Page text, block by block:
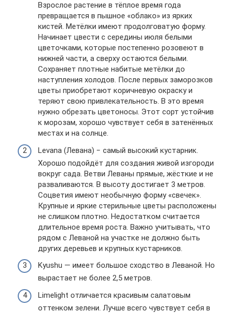
Взрослое растение в тёплое время года
превращается в пышное «облако» из ярких
кистей. Метёлки имеют продолговатую форму.
Начинает цвести с середины июля белыми
цветочками, которые постепенно розовеют в
нижней части, а сверху остаются белыми.
Сохраняет плотные набитые метёлки до
наступления холодов. После первых заморозков
цветы приобретают коричневую окраску и
теряют свою привлекательность. В это время
нужно обрезать цветоносы. Этот сорт устойчив
к морозам, хорошо чувствует себя в затенённых
местах и на солнце.
Levana (Левана) − самый высокий кустарник.
Хорошо подойдёт для создания живой изгороди
вокруг сада. Ветви Леваны прямые, жёсткие и не
разваливаются. В высоту достигает 3 метров.
Соцветия имеют необычную форму «свечек».
Крупные и яркие стерильные цветы расположены
не слишком плотно. Недостатком считается
длительное время роста. Важно учитывать, что
рядом с Леваной на участке не должно быть
других деревьев и крупных кустарников.
Kyushu — имеет большое сходство в Леваной. Но
вырастает не более 2,5 метров.
Limelight отличается красивым салатовым
оттенком зелени. Лучше всего чувствует себя в